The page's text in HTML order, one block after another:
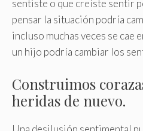
sentiste o que creíste sentir
pensar la situación podría
incluso muchas veces se cae
un hijo podría cambiar los
Construimos
heridas de nuevo.